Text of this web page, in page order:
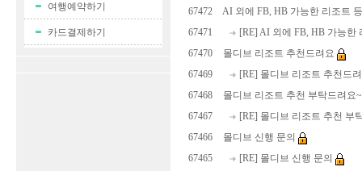
여행예약하기
카드결제하기
67472
AI 외에 FB, HB 가능한 리조트
67471
[RE] AI 외에 FB, HB 가능
67470
몰디브 리조트 추천드려요
67469
[RE] 몰디브 리조트 추천드
67468
몰디브 리조트 추천 부탁드려요
67467
[RE] 몰디브 리조트 추천 부
67466
몰디브 신행 문의
67465
[RE] 몰디브 신행 문의